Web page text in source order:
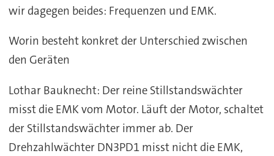
wir dagegen beides: Frequenzen und EMK.
Worin besteht konkret der Unterschied zwischen
den Geräten
Lothar Bauknecht: Der reine Stillstandswächter
misst die EMK vom Motor. Läuft der Motor, schaltet
der Stillstandswächter immer ab. Der
Drehzahlwächter DN3PD1 misst nicht die EMK,